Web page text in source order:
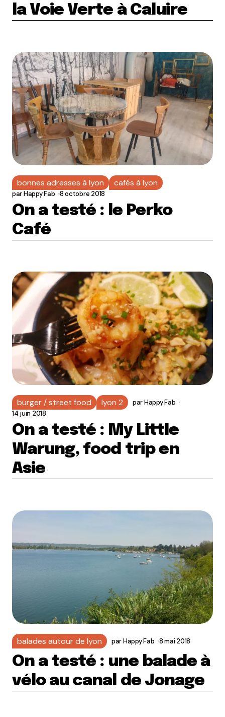
la Voie Verte à Caluire
bonnes adresses à lyon cafés à lyon
parHappy Fab 8 octobre 2018
On a testé : le Perko
Café
burger / street food lyon 2 parHappy Fab
14 juin 2018
On a testé : My Little
Warung, food trip en
Asie
balades autour de lyon parHappy Fab 8 mai 2018
On a testé : une balade à
vélo au canal de Jonage